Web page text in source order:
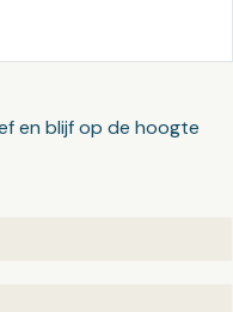
en blijf op de hoogte